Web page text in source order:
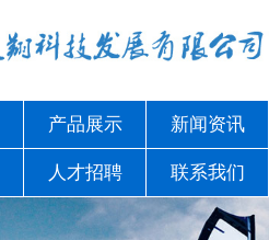
产品展示 新闻资讯
人才招聘 联系我们